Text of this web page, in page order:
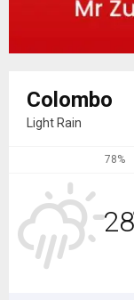
Colombo
Light Rain
78%
28